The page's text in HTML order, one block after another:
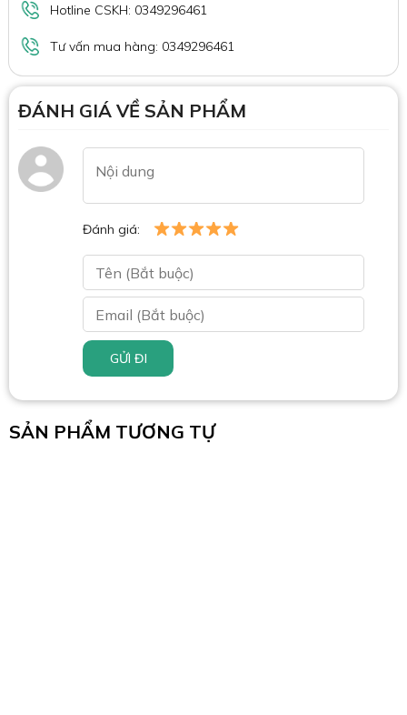
Hotline CSKH: 0349296461
Tư vấn mua hàng: 0349296461
ĐÁNH GIÁ VỀ SẢN PHẨM
Đánh giá:
GỬI ĐI
SẢN PHẨM TƯƠNG TỰ